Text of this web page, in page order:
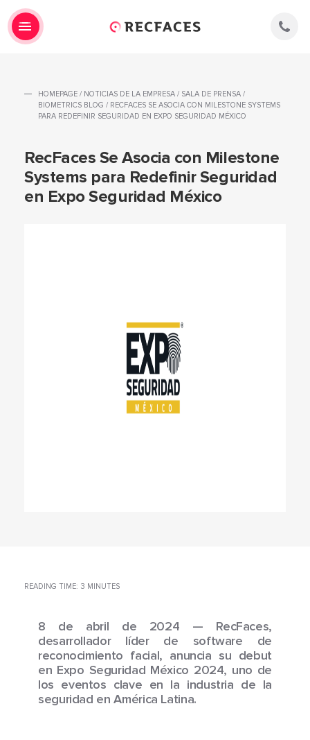
HOMEPAGE / NOTICIAS DE LA EMPRESA / SALA DE PRENSA /
BIOMETRICS BLOG / RECFACES SE ASOCIA CON MILESTONE SYSTEMS
PARA REDEFINIR SEGURIDAD EN EXPO SEGURIDAD MÉXICO
RecFaces Se Asocia con Milestone
Systems para Redefinir Seguridad
en Expo Seguridad México
READING TIME: 3 MINUTES
8 de abril de 2024 — RecFaces,
desarrollador líder de software de
reconocimiento facial, anuncia su debut
en Expo Seguridad México 2024, uno de
los eventos clave en la industria de la
seguridad en América Latina.